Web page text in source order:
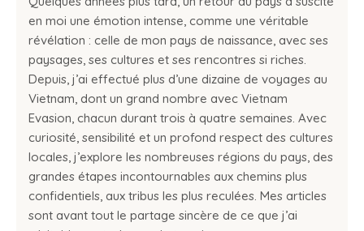
en moi une émotion intense, comme une véritable
révélation : celle de mon pays de naissance, avec ses
paysages, ses cultures et ses rencontres si riches.
Depuis, j’ai effectué plus d’une dizaine de voyages au
Vietnam, dont un grand nombre avec Vietnam
Evasion, chacun durant trois à quatre semaines. Avec
curiosité, sensibilité et un profond respect des cultures
locales, j’explore les nombreuses régions du pays, des
grandes étapes incontournables aux chemins plus
confidentiels, aux tribus les plus reculées. Mes articles
sont avant tout le partage sincère de ce que j’ai